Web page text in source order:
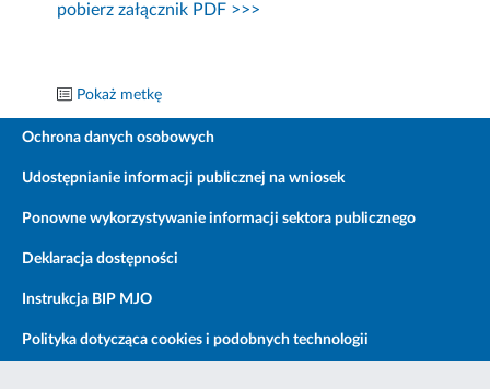
pobierz załącznik PDF >>>
Pokaż metkę
Ochrona danych osobowych
Udostępnianie informacji publicznej na wniosek
Ponowne wykorzystywanie informacji sektora publicznego
Deklaracja dostępności
Instrukcja BIP MJO
Polityka dotycząca cookies i podobnych technologii